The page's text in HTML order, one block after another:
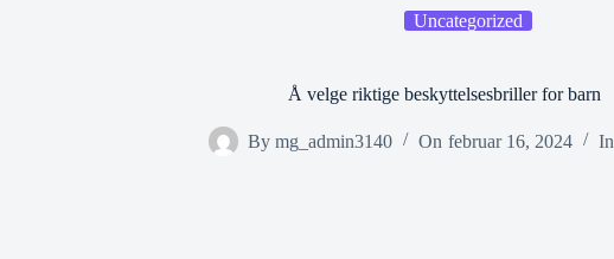
Uncategorized
Å velge riktige beskyttelsesbriller for barn
By mg_admin3140 On februar 16, 2024 In